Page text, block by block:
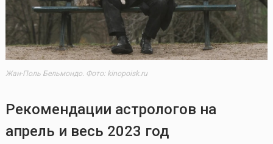
Жан-Поль Бельмондо. Фото: kinopoisk.ru
Рекомендации астрологов на
апрель и весь 2023 год